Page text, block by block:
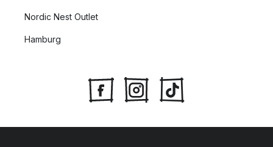
Nordic Nest Outlet
Hamburg